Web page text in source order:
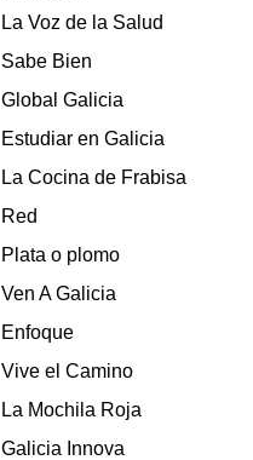
La Voz de la Salud
Sabe Bien
Global Galicia
Estudiar en Galicia
La Cocina de Frabisa
Red
Plata o plomo
Ven A Galicia
Enfoque
Vive el Camino
La Mochila Roja
Galicia Innova